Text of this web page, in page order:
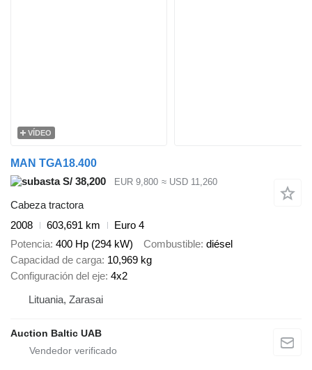
VÍDEO
MAN TGA18.400
S/ 38,200
EUR 9,800 ≈ USD 11,260
Cabeza tractora
2008
603,691 km
Euro 4
Potencia 400 Hp (294 kW) Combustible diésel
Capacidad de carga 10,969 kg
Configuración del eje 4x2
Lituania, Zarasai
Auction Baltic UAB